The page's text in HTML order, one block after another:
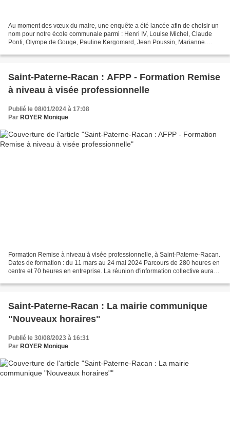
Au moment des vœux du maire, une enquête a été lancée afin de choisir un
nom pour notre école communale parmi : Henri IV, Louise Michel, Claude
Ponti, Olympe de Gouge, Pauline Kergomard, Jean Poussin, Marianne.
Saint-Paterne-Racan : AFPP - Formation Remise
à niveau à visée professionnelle
Publié le 08/01/2024 à 17:08
Par ROYER Monique
Formation Remise à niveau à visée professionnelle, à Saint-Paterne-Racan.
Dates de formation : du 11 mars au 24 mai 2024 Parcours de 280 heures en
centre et 70 heures en entreprise. La réunion d'information collective aura
Saint-Paterne-Racan : La mairie communique
"Nouveaux horaires"
Publié le 30/08/2023 à 16:31
Par ROYER Monique